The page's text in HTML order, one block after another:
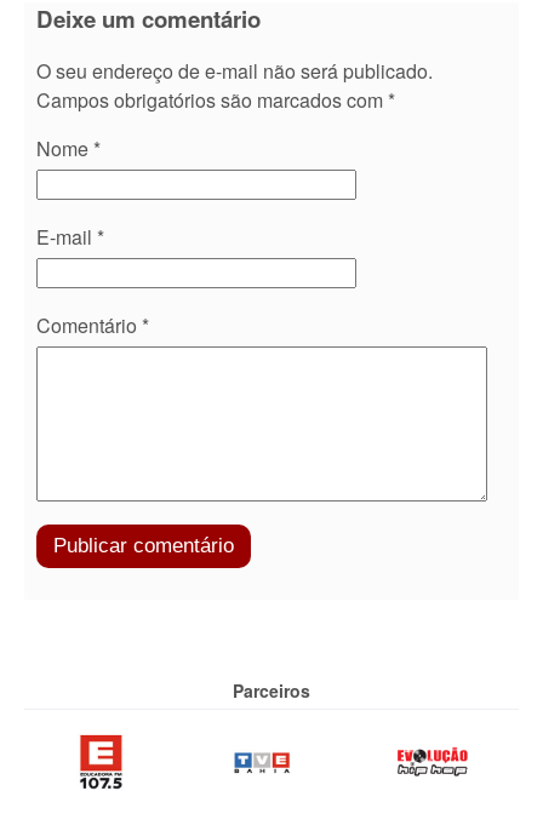
Deixe um comentário
O seu endereço de e-mail não será publicado.
Campos obrigatórios são marcados com *
Nome *
E-mail *
Comentário *
Parceiros